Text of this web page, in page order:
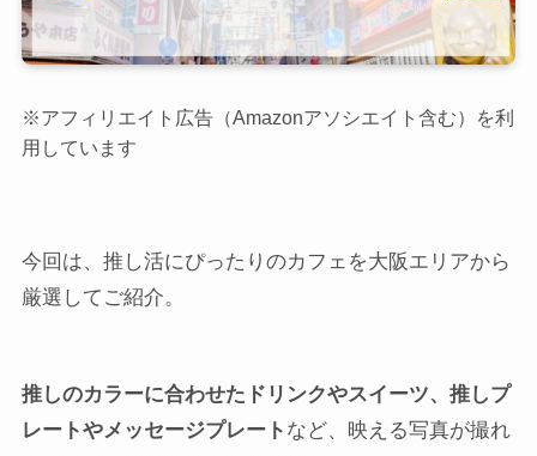
※アフィリエイト広告（Amazonアソシエイト含む）を利
用しています
今回は、推し活にぴったりのカフェを大阪エリアから
厳選してご紹介。
推しのカラーに合わせたドリンクやスイーツ、推しプ
レートやメッセージプレート など、映える写真が撮れ